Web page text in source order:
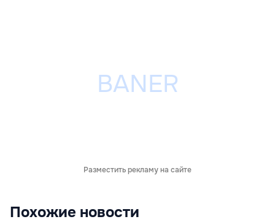
Разместить рекламу на сайте
Похожие новости